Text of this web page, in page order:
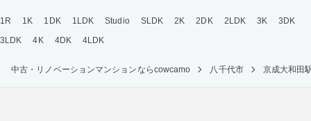
1R 1K 1DK 1LDK Studio SLDK 2K 2DK 2LDK 3K
3DK
3LDK
4K 4DK 4LDK
中古・リノベーションマンションならcowcamo 八千代市 京成大和田